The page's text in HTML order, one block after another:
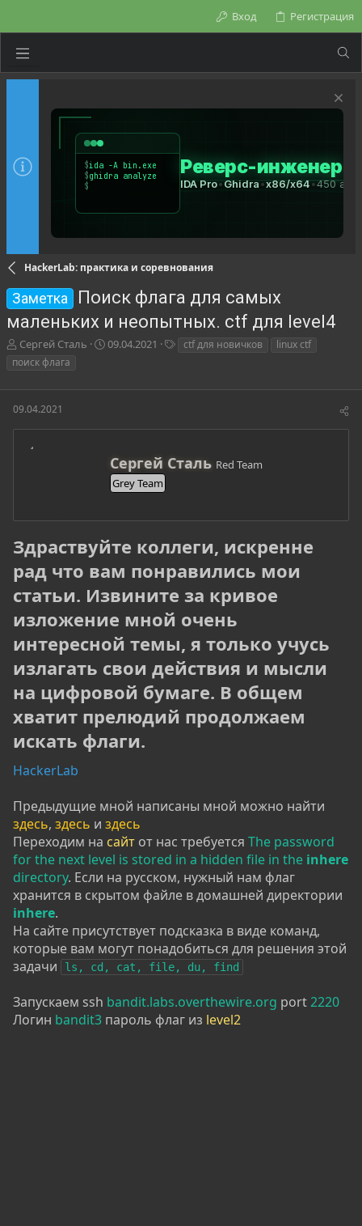
Вход Регистрация
HackerLab: практика и соревнования
Заметка
Поиск флага для самых
маленьких и неопытных. ctf для level4
А
в
о
т
е
Сергей Сталь
Д
а
ч
л
а
09.04.2021
и
ctf для новичков
linux ctf
поиск флага
09.04.2021
А
в
т
р
Сергей Сталь Red Team
Grey Team
Здраствуйте коллеги, искренне
рад что вам понравились мои
статьи. Извините за кривое
изложение мной очень
интересной темы, я только учусь
излагать свои действия и мысли
на цифровой бумаге. В общем
хватит прелюдий продолжаем
искать флаги.​
HackerLab
Предыдущие мной написаны мной можно найти
здесь, здесь и здесь
Переходим на сайт от нас требуется The password
for the next level is stored in a hidden file in the inhere
directory. Если на русском, нужный нам флаг
хранится в скрытом файле в домашней директории
inhere.
На сайте присутствует подсказка в виде команд,
которые вам могут понадобиться для решения этой
задачи
ls, cd, cat, file, du, find
Запускаем ssh bandit.labs.overthewire.org port2220
Логин bandit3 пароль флаг из level2